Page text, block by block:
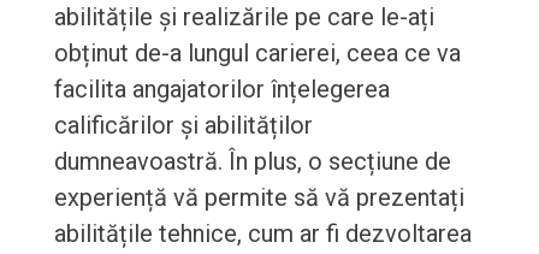
abilitățile și realizările pe care le-ați
obținut de-a lungul carierei, ceea ce va
facilita angajatorilor înțelegerea
calificărilor și abilităților
dumneavoastră. În plus, o secțiune de
experiență vă permite să vă prezentați
abilitățile tehnice, cum ar fi dezvoltarea